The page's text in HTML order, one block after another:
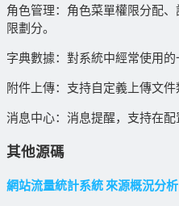
角色管理：角色菜單權限分配
限劃分。
字典數據：對系統中經常使用的
附件上傳：支持自定義上傳文件
消息中心：消息提醒，支持在
其他源碼
網站流量統計系統 來源概況分